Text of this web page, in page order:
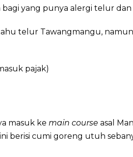
bagi yang punya alergi telur
telur Tawangmangu, namun
pajak)
masuk ke main course asal
berisi cumi goreng utuh